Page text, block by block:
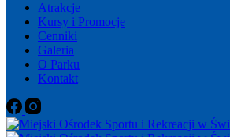
Atrakcje
Kursy i Promocje
Cenniki
Galeria
O Parku
Kontakt